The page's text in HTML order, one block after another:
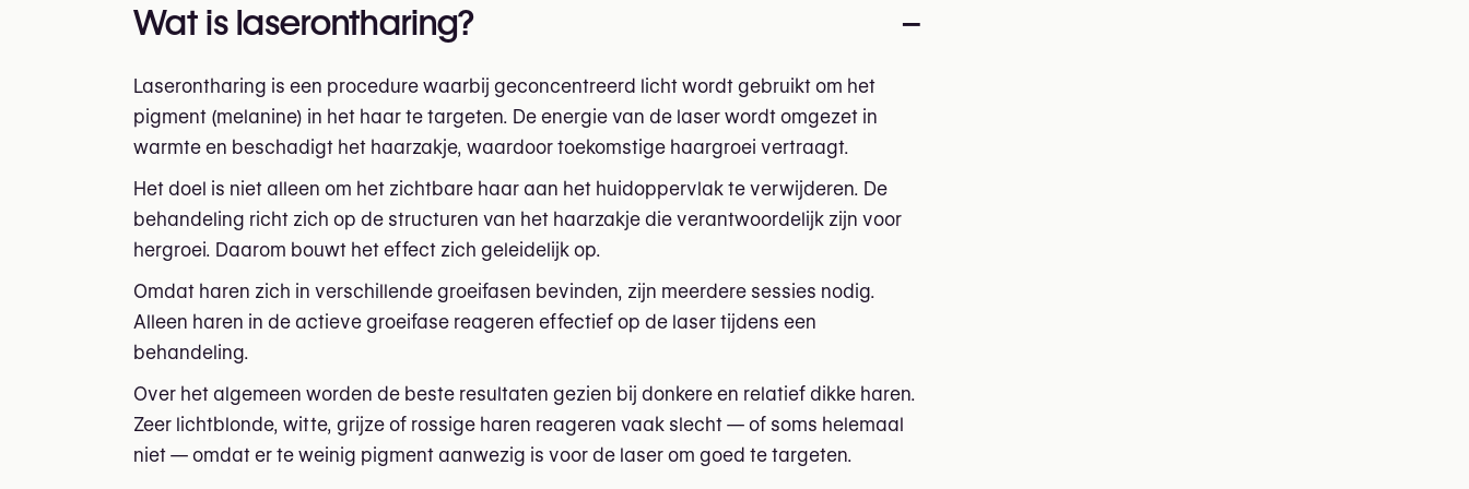
Wat is laserontharing? –
Laserontharing is een procedure waarbij geconcentreerd licht wordt gebruikt om het
pigment (melanine) in het haar te targeten. De energie van de laser wordt omgezet in
warmte en beschadigt het haarzakje, waardoor toekomstige haargroei vertraagt.
Het doel is niet alleen om het zichtbare haar aan het huidoppervlak te verwijderen. De
behandeling richt zich op de structuren van het haarzakje die verantwoordelijk zijn voor
hergroei. Daarom bouwt het effect zich geleidelijk op.
Omdat haren zich in verschillende groeifasen bevinden, zijn meerdere sessies nodig.
Alleen haren in de actieve groeifase reageren effectief op de laser tijdens een
behandeling.
Over het algemeen worden de beste resultaten gezien bij donkere en relatief dikke haren.
Zeer lichtblonde, witte, grijze of rossige haren reageren vaak slecht — of soms helemaal
niet — omdat er te weinig pigment aanwezig is voor de laser om goed te targeten.